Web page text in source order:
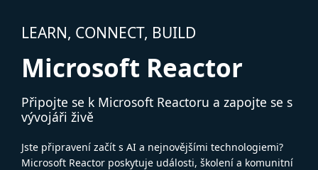
LEARN, CONNECT, BUILD
Microsoft Reactor
Připojte se k Microsoft Reactoru a zapojte se s
vývojáři živě
Jste připravení začít s AI a nejnovějšími technologiemi?
Microsoft Reactor poskytuje události, školení a komunitní